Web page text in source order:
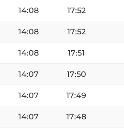
14:08 17:52
14:08 17:52
14:08 17:51
14:07 17:50
14:07 17:49
14:07 17:48